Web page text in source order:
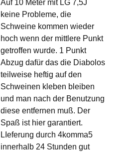
Auf 10 Meter mit LG 7,5J
keine Probleme, die
Schweine kommen wieder
hoch wenn der mittlere Punkt
getroffen wurde. 1 Punkt
Abzug dafür das die Diabolos
teilweise heftig auf den
Schweinen kleben bleiben
und man nach der Benutzung
diese entfernen muß. Der
Spaß ist hier garantiert.
LIeferung durch 4komma5
innerhalb 24 Stunden gut